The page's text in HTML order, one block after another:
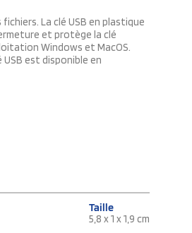
La clé USB en plastique
et protège la clé
Windows et MacOS.
est disponible en
Taille
5,8 x 1 x 1,9 cm